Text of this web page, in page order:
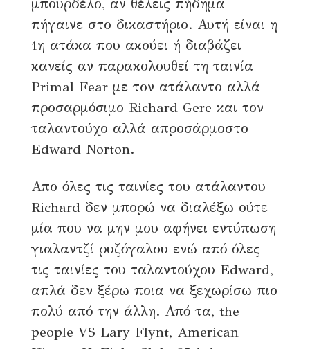
μπουρδέλο, αν θέλεις πήδημα
πήγαινε στο δικαστήριο. Αυτή είναι η
1η ατάκα που ακούει ή διαβάζει
κανείς αν παρακολουθεί τη ταινία
Primal Fear με τον ατάλαντο αλλά
προσαρμόσιμο Richard Gere και τον
ταλαντούχο αλλά απροσάρμοστο
Edward Norton.
Απο όλες τις ταινίες του ατάλαντου
Richard δεν μπορώ να διαλέξω ούτε
μία που να μην μου αφήνει εντύπωση
γιαλαντζί ρυζόγαλου ενώ από όλες
τις ταινίες του ταλαντούχου Edward,
απλά δεν ξέρω ποια να ξεχωρίσω πιο
πολύ από την άλλη. Από τα, the
people VS Lary Flynt, American